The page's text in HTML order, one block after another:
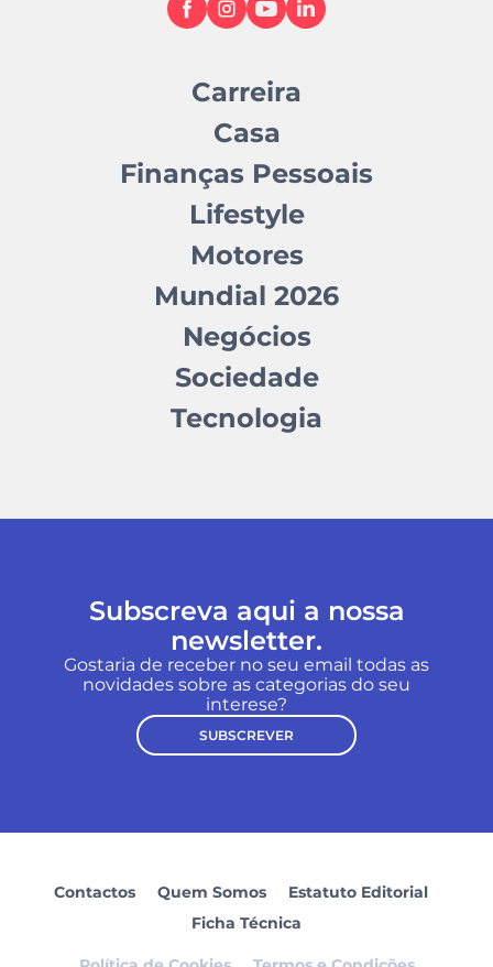
Carreira
Casa
Finanças Pessoais
Lifestyle
Motores
Mundial 2026
Negócios
Sociedade
Tecnologia
Subscreva aqui a nossa
newsletter.
Gostaria de receber no seu email todas as
novidades sobre as categorias do seu
interese?
SUBSCREVER
Contactos Quem Somos
Estatuto Editorial
Ficha Técnica